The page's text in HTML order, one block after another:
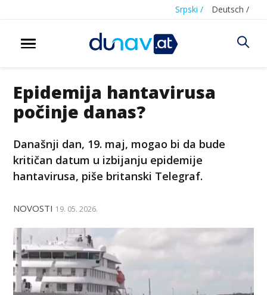
Srpski / Deutsch /
Epidemija hantavirusa
počinje danas?
Današnji dan, 19. maj, mogao bi da bude
kritičan datum u izbijanju epidemije
hantavirusa, piše britanski Telegraf.
NOVOSTI 19. 05. 2026.